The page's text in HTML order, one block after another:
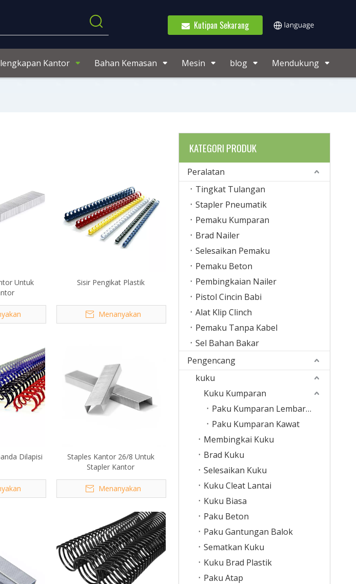
Kutipan Sekarang
Kantor Bahan Kemasan Mesin blog Mendukung
Untuk
Sisir Pengikat Plastik
Menanyakan
Dilapisi
Staples Kantor 26/8 Untuk
Stapler Kantor
Menanyakan
KATEGORI PRODUK
Peralatan
Tingkat Tulangan
Stapler Pneumatik
Pemaku Kumparan
Brad Nailer
Selesaikan Pemaku
Pemaku Beton
Pembingkaian Nailer
Pistol Cincin Babi
Alat Klip Clinch
Pemaku Tanpa Kabel
Sel Bahan Bakar
Pengencang
kuku
Kuku Kumparan
Paku Kumparan Lembaran Plastik
Paku Kumparan Kawat
Membingkai Kuku
Brad Kuku
Selesaikan Kuku
Kuku Cleat Lantai
Kuku Biasa
Paku Beton
Paku Gantungan Balok
Sematkan Kuku
Kuku Brad Plastik
Paku Atap